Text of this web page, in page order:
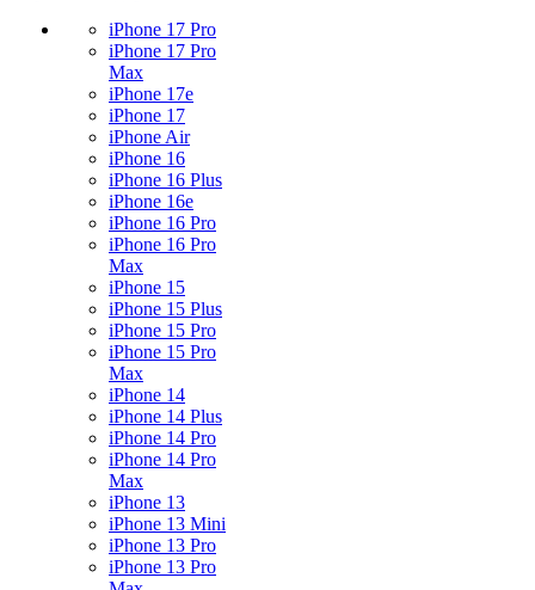
iPhone 17 Pro
iPhone 17 Pro
Max
iPhone 17e
iPhone 17
iPhone Air
iPhone 16
iPhone 16 Plus
iPhone 16e
iPhone 16 Pro
iPhone 16 Pro
Max
iPhone 15
iPhone 15 Plus
iPhone 15 Pro
iPhone 15 Pro
Max
iPhone 14
iPhone 14 Plus
iPhone 14 Pro
iPhone 14 Pro
Max
iPhone 13
iPhone 13 Mini
iPhone 13 Pro
iPhone 13 Pro